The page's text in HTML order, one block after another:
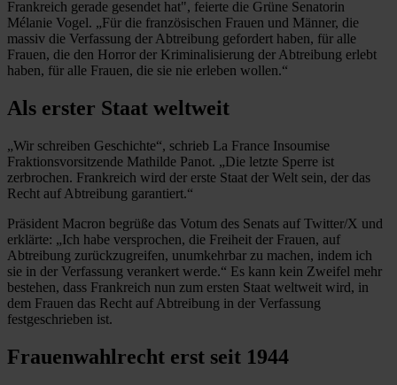
Frankreich gerade gesendet hat", feierte die Grüne Senatorin
Mélanie Vogel. „Für die französischen Frauen und Männer, die
massiv die Verfassung der Abtreibung gefordert haben, für alle
Frauen, die den Horror der Kriminalisierung der Abtreibung erlebt
haben, für alle Frauen, die sie nie erleben wollen.“
Als erster Staat weltweit
„Wir schreiben Geschichte“, schrieb La France Insoumise
Fraktionsvorsitzende Mathilde Panot. „Die letzte Sperre ist
zerbrochen. Frankreich wird der erste Staat der Welt sein, der das
Recht auf Abtreibung garantiert.“
Präsident Macron begrüße das Votum des Senats auf Twitter/X und
erklärte: „Ich habe versprochen, die Freiheit der Frauen, auf
Abtreibung zurückzugreifen, unumkehrbar zu machen, indem ich
sie in der Verfassung verankert werde.“ Es kann kein Zweifel mehr
bestehen, dass Frankreich nun zum ersten Staat weltweit wird, in
dem Frauen das Recht auf Abtreibung in der Verfassung
festgeschrieben ist.
Frauenwahlrecht erst seit 1944